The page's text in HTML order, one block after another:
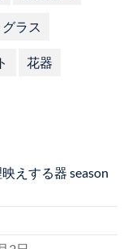
グラス
花器
えする器 season